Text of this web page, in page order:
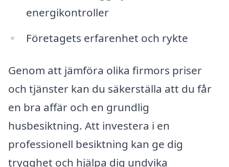
energikontroller
Företagets erfarenhet och rykte
Genom att jämföra olika firmors priser
och tjänster kan du säkerställa att du får
en bra affär och en grundlig
husbesiktning. Att investera i en
professionell besiktning kan ge dig
trygghet och hjälpa dig undvika